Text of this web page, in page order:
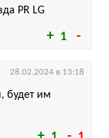
1
PR LG
будет им
28.02.2024 в 13:18